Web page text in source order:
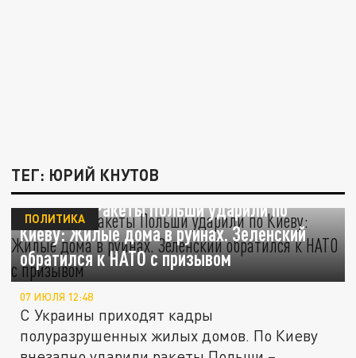
ТЕГ: ЮРИЙ КНУТОВ
Внезапно. Ракеты Польши ударили по
Киеву: Жилые дома в руинах. Зеленский
обратился к НАТО с призывом
ПОЛИТИКА
07 ИЮЛЯ 12:48
С Украины приходят кадры
полуразрушенных жилых домов. По Киеву